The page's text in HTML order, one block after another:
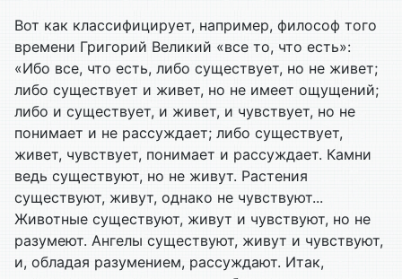
Вот как классифицирует, например, философ того
времени Григорий Великий «все то, что есть»:
«Ибо все, что есть, либо существует, но не живет;
либо существует и живет, но не имеет ощущений;
либо и существует, и живет, и чувствует, но не
понимает и не рассуждает; либо существует,
живет, чувствует, понимает и рассуждает. Камни
ведь существуют, но не живут. Растения
существуют, живут, однако не чувствуют...
Животные существуют, живут и чувствуют, но не
разумеют. Ангелы существуют, живут и чувствуют,
и, обладая разумением, рассуждают. Итак,